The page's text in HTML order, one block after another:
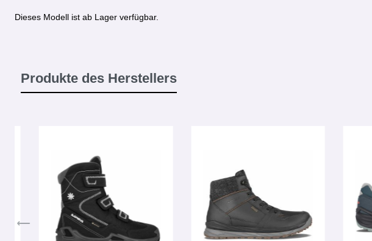
Dieses Modell ist ab Lager verfügbar.
Produkte des Herstellers